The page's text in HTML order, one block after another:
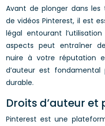
Avant de plonger dans
de vidéos Pinterest, il est
légal entourant
aspects peut entraîner
nuire à votre réputation
d’auteur est
durable.
Droits d’auteur et
Pinterest est une